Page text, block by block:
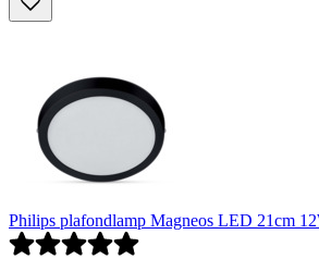
Philips plafondlamp Magneos LED 21cm